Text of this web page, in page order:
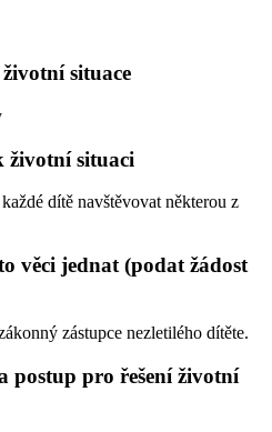
situace
životní situaci
dítě navštěvovat některou z
věci jednat (podat žádost
zástupce nezletilého dítěte.
postup pro řešení životní